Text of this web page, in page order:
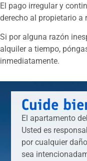
El pago irregular y
derecho al propietario a
Si por alguna razón
alquiler a tiempo,
inmediatamente.
Cuide
El apartamento
Usted es
por cualquier
sea